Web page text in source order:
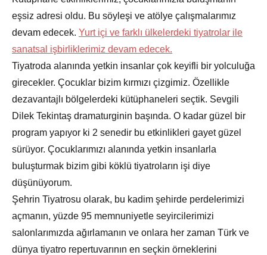
eşsiz adresi oldu. Bu söyleşi ve atölye çalışmalarımız
devam edecek. Yurt içi ve farklı ülkelerdeki tiyatrolar ile
sanatsal işbirliklerimiz devam edecek.
Tiyatroda alanında yetkin insanlar çok keyifli bir yolculuğa
girecekler. Çocuklar bizim kırmızı çizgimiz. Özellikle
dezavantajlı bölgelerdeki kütüphaneleri seçtik. Sevgili
Dilek Tekintaş dramaturginin başında. O kadar güzel bir
program yapıyor ki 2 senedir bu etkinlikleri gayet güzel
sürüyor. Çocuklarımızı alanında yetkin insanlarla
buluşturmak bizim gibi köklü tiyatroların işi diye
düşünüyorum.
Şehrin Tiyatrosu olarak, bu kadim şehirde perdelerimizi
açmanın, yüzde 95 memnuniyetle seyircilerimizi
salonlarımızda ağırlamanın ve onlara her zaman Türk ve
dünya tiyatro repertuvarının en seçkin örneklerini